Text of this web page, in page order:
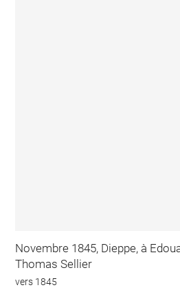
Novembre 1845, Dieppe, à
Thomas Sellier
vers 1845